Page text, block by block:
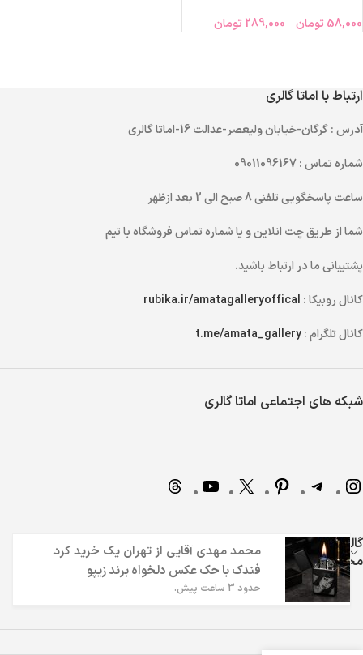
58,000 تومان–
289,000 تومان
ارتباط با اماتا گالری
آدرس: گرگان-خیابان ولیعصر-عدالت 16-اماتا گالری
شماره تماس: 09011096167
ساعت پاسخگویی تلفنی
شما از طریقچت انلاینو یاشماره تماسفروشگاه با تیم
پشتیبانی ما در ارتباط باشید.
کانال روبیکا : rubika.ir/amatagalleryoffical
کانال تلگرام :t.me/amata_gallery
شبکه های اجتماعی اماتا گالری
گالری اماتا | 7 سال تجربه در فروش اینترنتی و ارائه بهترین
محصولات
محمد مهدی آقایی ازتهران یک خرید کرد
فندک با حک عکس دلخواه برند زیپو
حدود 3 ساعت پیش.